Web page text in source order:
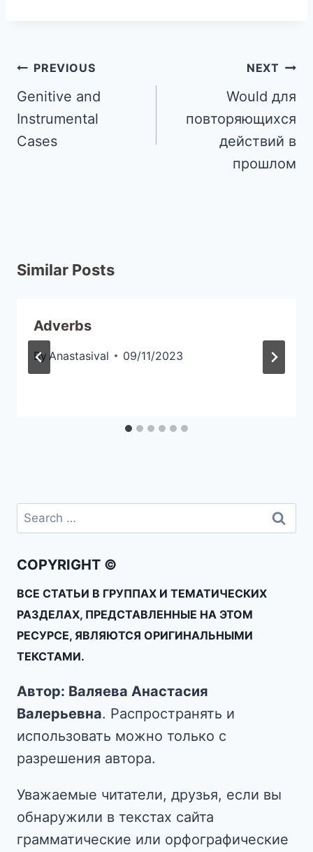
PREVIOUS
Genitive and
Instrumental
Cases
NEXT
Would для
повторяющихся
действий в
прошлом
Similar Posts
Adverbs
By Anastasival 09/11/2023
COPYRIGHT ©
ВСЕ СТАТЬИ В ГРУППАХ И ТЕМАТИЧЕСКИХ
РАЗДЕЛАХ, ПРЕДСТАВЛЕННЫЕ НА ЭТОМ
РЕСУРСЕ, ЯВЛЯЮТСЯ ОРИГИНАЛЬНЫМИ
ТЕКСТАМИ.
Автор: Валяева Анастасия
Валерьевна. Распространять и
использовать можно только с
разрешения автора.
Уважаемые читатели, друзья, если вы
обнаружили в текстах сайта
грамматические или орфографические